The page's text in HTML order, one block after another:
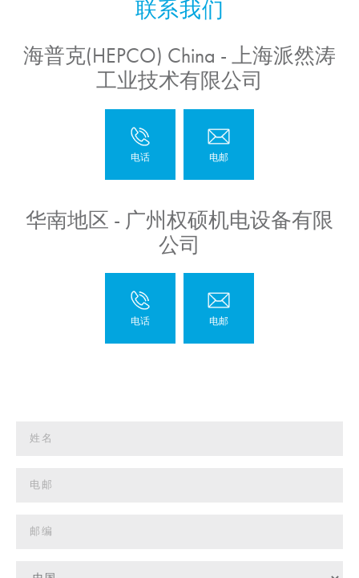
海普克(HEPCO) China - 上海派然涛
工业技术有限公司
华南地区 - 广州权硕机电设备有限
公司